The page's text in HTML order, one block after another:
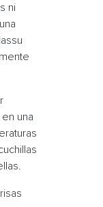
ni
su
una